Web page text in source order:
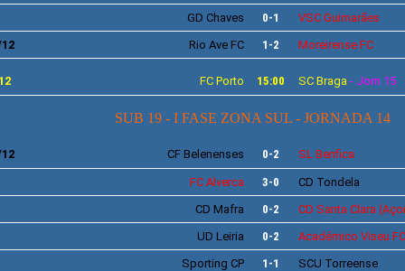
GD Chaves 0-1 VSCGuimarães
Rio AveFC 1-2 MoreirenseFC
FC Porto 15:00 SC Braga - Jorn.15
SUB 19 - I FASE ZONA SUL - JORNADA 14
CF Belenenses 0-2 SL Benfica
FCAlverca 3-0
CD Tondela
CD Mafra
0-2 CD Santa Clara
UD Leiria 0-2 Académico Viseu FC
Sporting CP 1-1 SCU Torreense